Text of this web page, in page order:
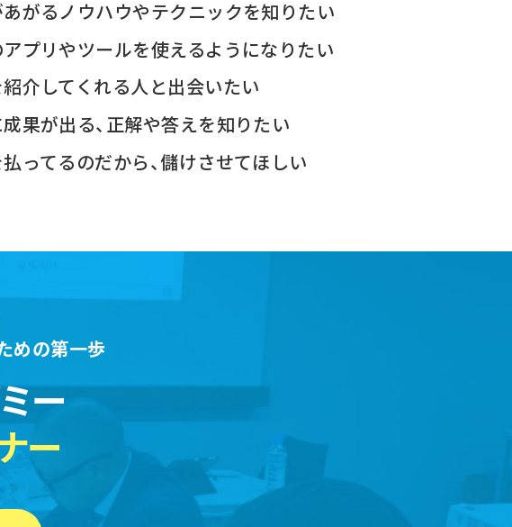
がるノウハウやテクニックを知りたい
プリやツールを使えるようになりたい
介してくれる人と出会いたい
果が出る、正解や答えを知りたい
ってるのだから、儲けさせてほしい
めの第一歩
ー
ー